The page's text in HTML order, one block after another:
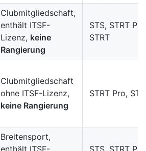
Clubmitgliedschaft,
enthält ITSF-
Lizenz, keine
Rangierung
STS, STRT
STRT
Clubmitgliedschaft
ohne ITSF-Lizenz,
keine Rangierung
STRT Pro,
Breitensport,